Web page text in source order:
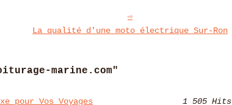
La qualité d'une moto électrique Sur-Ron
marine.com"
pour Vos Voyages 1 505 Hits